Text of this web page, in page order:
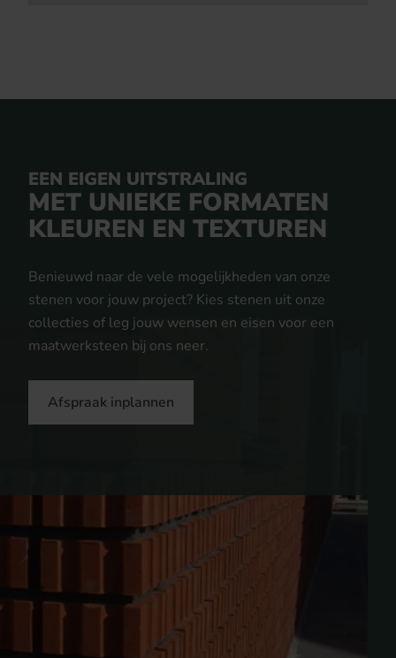
EEN EIGEN UITSTRALING
MET UNIEKE FORMATEN
KLEUREN EN TEXTUREN
Benieuwd naar de vele mogelijkheden van onze
stenen voor jouw project? Kies stenen uit onze
collecties of leg jouw wensen en eisen voor een
maatwerksteen bij ons neer.
Afspraak inplannen